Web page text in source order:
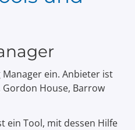
ein. Anbieter ist
House, Barrow
ein Tool, mit dessen Hilfe